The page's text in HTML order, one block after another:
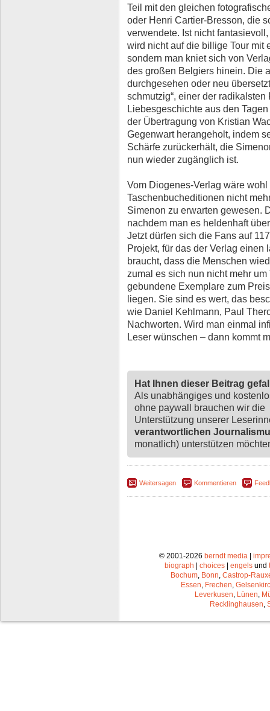
Teil mit den gleichen
oder Henri Cartier-Bresson, die
verwendete. Ist nicht
wird nicht auf die billige Tour mit
sondern man kniet sich von
des großen Belgiers hinein. Die
durchgesehen oder neu
schmutzig“, einer der
Liebesgeschichte aus den
der Übertragung von Kristian
Gegenwart herangeholt, indem
Schärfe zurückerhält, die
nun wieder zugänglich ist.
Vom Diogenes-Verlag wäre
Taschenbucheditionen nicht
Simenon zu erwarten gewesen.
nachdem man es heldenhaft
Jetzt dürfen sich die Fans auf
Projekt, für das der Verlag einen
braucht, dass die Menschen
zumal es sich nun nicht mehr
gebundene Exemplare zum
liegen. Sie sind es wert, das
wie Daniel Kehlmann, Paul
Nachworten. Wird man einmal
Leser wünschen – dann kommt
Hat Ihnen dieser Beitrag
Als unabhängiges und
ohne paywall brauchen wir die
Unterstützung unserer
verantwortlichen
monatlich) unterstützen
Weitersagen Kommentieren
© 2001-2026 berndt media|
biograph
choices engels und
Bochum, Bonn, Castrop-
Essen, Frechen,
Leverkusen, Lünen,
Recklinghausen,